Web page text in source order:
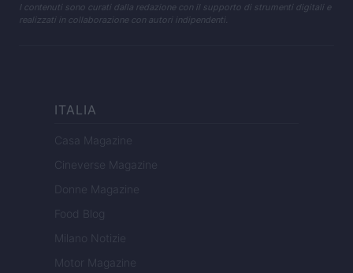
I contenuti sono curati dalla redazione con il supporto di strumenti digitali e
realizzati in collaborazione con autori indipendenti.
ITALIA
Casa Magazine
Cineverse Magazine
Donne Magazine
Food Blog
Milano Notizie
Motor Magazine